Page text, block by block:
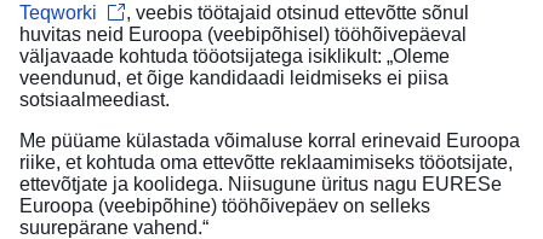
Teqworki
, veebis töötajaid otsinud ettevõtte sõnul
huvitas neid Euroopa (veebipõhisel) tööhõivepäeval
väljavaade kohtuda tööotsijatega isiklikult: „Oleme
veendunud, et õige kandidaadi leidmiseks ei piisa
sotsiaalmeediast.
Me püüame külastada võimaluse korral erinevaid Euroopa
riike, et kohtuda oma ettevõtte reklaamimiseks tööotsijate,
ettevõtjate ja koolidega. Niisugune üritus nagu EURESe
Euroopa (veebipõhine) tööhõivepäev on selleks
suurepärane vahend.“